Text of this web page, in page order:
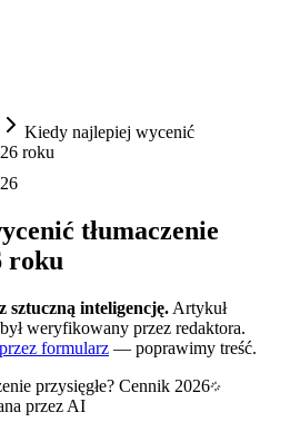
Kiedy najlepiej wycenić
roku
tłumaczenie
roku
sztuczną inteligencję. Artykuł
weryfikowany przez redaktora.
formularz — poprawimy treść.
przez AI